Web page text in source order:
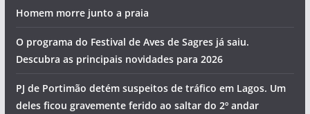
Homem morre junto a praia
O programa do Festival de Aves de Sagres já saiu.
Descubra as principais novidades para 2026
PJ de Portimão detém suspeitos de tráfico em Lagos. Um
deles ficou gravemente ferido ao saltar do 2º andar